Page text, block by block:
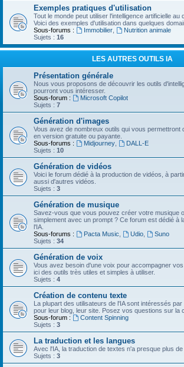
Exemples pratiques d'utilisation
Tout le monde peut utiliser l'intelligence artificielle au
Voici des exemples d'utilisation dans quelques
Sous-forums :
Immobilier,
Nutrition animale
Sujets : 16
LES AUTRES OUTILS IA
Présentation générale
Nous vous proposons de découvrir les outils
pourront vous intéresser.
Sous-forum :
Microsoft Copilot
Sujets : 7
Génération d'images
Vous avez de nombreux outils qui vous permettront
en version gratuite ou payante.
Sous-forums :
Midjourney,
DALL-E
Sujets : 10
Génération de vidéos
Voici le forum dédié à la production de vidéos, à
aussi d'autres vidéos.
Sujets : 3
Génération de musique
Savez-vous que vous pouvez créer votre musique
simplement avec un prompt ? Ce forum est dédié à
l'IA.
Sous-forums :
Pacta Music Udio,
Suno
Sujets : 34
Génération de voix
Vous avez besoin d'une voix pour accompagner
ici des outils très utiles et simples à utiliser.
Sujets : 4
Création de contenu texte
La plupart des utilisateurs de l'IA sont intéressés
pour leur blog, leur site. Posez vos questions sur la
Sous-forum :
Content Spinning
Sujets : 3
La traduction et les langues
Avec l'IA, la traduction de textes n'a presque plus de
Sujets : 3